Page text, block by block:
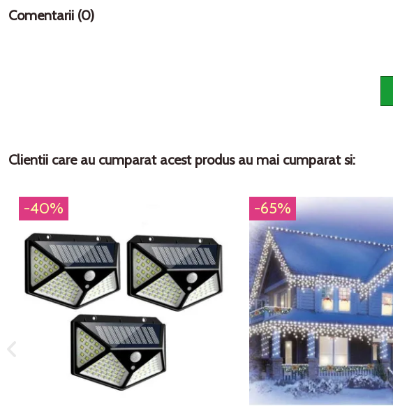
Comentarii (0)
Clientii care au cumparat acest produs au mai cumparat si:
-40% -65%